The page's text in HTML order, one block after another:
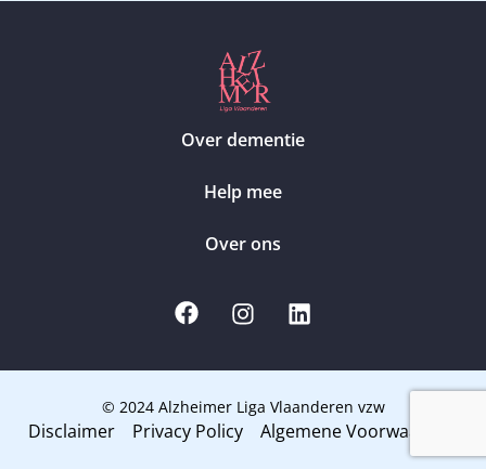
Over dementie
Help mee
Over ons
© 2024 Alzheimer Liga Vlaanderen vzw
Disclaimer Privacy Policy Algemene Voorwaarden